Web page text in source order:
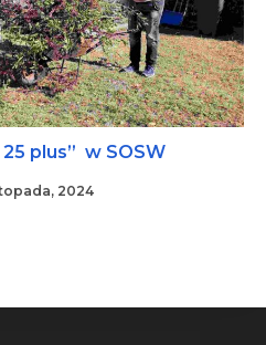
plus” w SOSW
2024